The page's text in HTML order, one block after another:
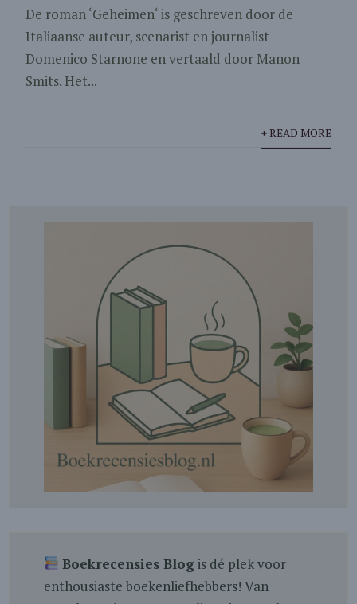
De roman ‘Geheimen‘ is geschreven door de
Italiaanse auteur, scenarist en journalist
Domenico Starnone en vertaald door Manon
Smits. Het...
+ READ MORE
Boekrecensies Blogis dé plek voor
enthousiaste boekenliefhebbers! Van